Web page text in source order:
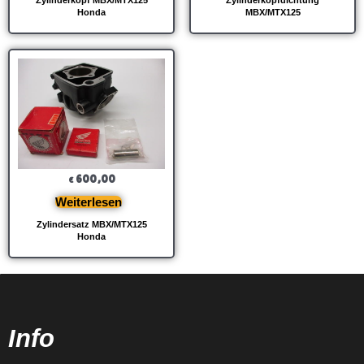
Honda
MBX/MTX125
Zylindersatz MBX/MTX125
Honda
€600,00
Weiterlesen
Info